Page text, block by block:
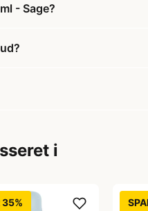
- Sage?
i
35%